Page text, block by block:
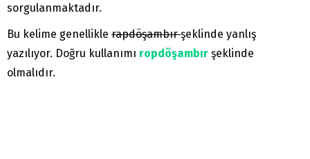
sorgulanmaktadır.
Bu kelime genellikle rapdöşambırşeklinde yanlış
yazılıyor. Doğru kullanımı ropdöşambır şeklinde
olmalıdır.